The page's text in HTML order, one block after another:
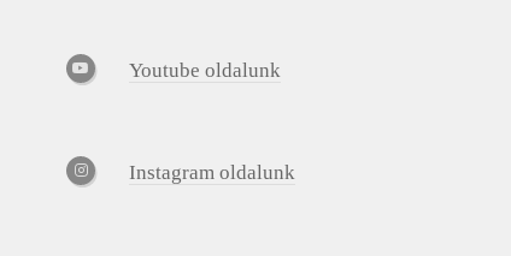
Youtube oldalunk
Instagram oldalunk